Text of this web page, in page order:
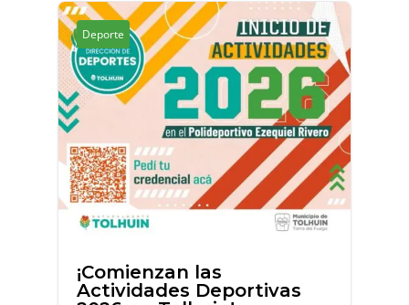
Deporte
¡Comienzan las
Actividades Deportivas